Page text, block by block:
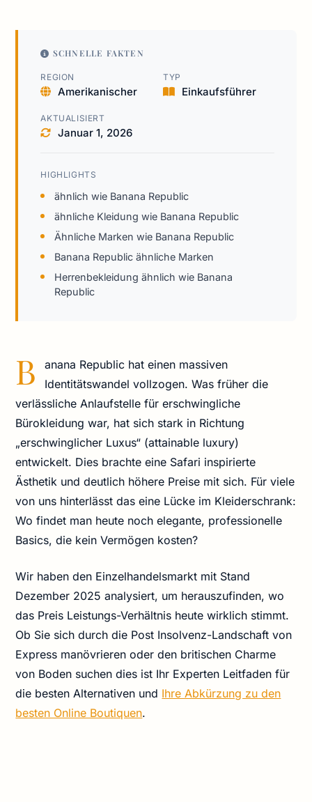
SCHNELLE FAKTEN
REGION
Amerikanischer
TYP
Einkaufsführer
AKTUALISIERT
Januar 1, 2026
HIGHLIGHTS
ähnlich wie Banana Republic
ähnliche Kleidung wie Banana Republic
Ähnliche Marken wie Banana Republic
Banana Republic ähnliche Marken
Herrenbekleidung ähnlich wie Banana
Republic
B
anana Republic hat einen massiven
Identitätswandel vollzogen. Was früher die
verlässliche Anlaufstelle für erschwingliche
Bürokleidung war, hat sich stark in Richtung
„erschwinglicher Luxus“ (attainable luxury)
entwickelt. Dies brachte eine Safari inspirierte
Ästhetik und deutlich höhere Preise mit sich. Für viele
von uns hinterlässt das eine Lücke im Kleiderschrank:
Wo findet man heute noch elegante, professionelle
Basics, die kein Vermögen kosten?
Wir haben den Einzelhandelsmarkt mit Stand
Dezember 2025 analysiert, um herauszufinden, wo
das Preis Leistungs-Verhältnis heute wirklich stimmt.
Ob Sie sich durch die Post Insolvenz-Landschaft von
Express manövrieren oder den britischen Charme
von Boden suchen dies ist Ihr Experten Leitfaden für
die besten Alternativen und Ihre Abkürzung zu den
besten Online Boutiquen.